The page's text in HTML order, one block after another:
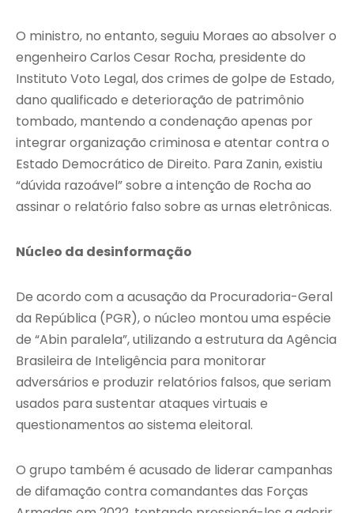
O ministro, no entanto, seguiu Moraes ao absolver o
engenheiro Carlos Cesar Rocha, presidente do
Instituto Voto Legal, dos crimes de golpe de Estado,
dano qualificado e deterioração de patrimônio
tombado, mantendo a condenação apenas por
integrar organização criminosa e atentar contra o
Estado Democrático de Direito. Para Zanin, existiu
“dúvida razoável” sobre a intenção de Rocha ao
assinar o relatório falso sobre as urnas eletrônicas.
Núcleo da desinformação
De acordo com a acusação da Procuradoria-Geral
da República (PGR), o núcleo montou uma espécie
de “Abin paralela”, utilizando a estrutura da Agência
Brasileira de Inteligência para monitorar
adversários e produzir relatórios falsos, que seriam
usados para sustentar ataques virtuais e
questionamentos ao sistema eleitoral.
O grupo também é acusado de liderar campanhas
de difamação contra comandantes das Forças